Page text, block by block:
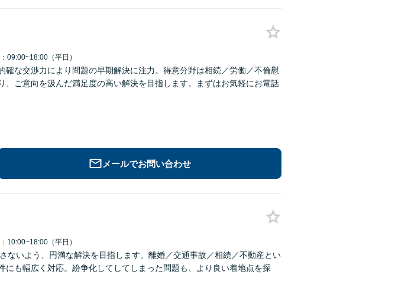
09:00~18:00（平日）
確な交渉力により問題の早期解決に注力。得意分野は相続／労働／不倫慰
、ご意向を汲んだ満足度の高い解決を目指します。まずはお気軽にお電話
メールでお問い合わせ
10:00~18:00（平日）
ないよう、円満な解決を目指します。離婚／交通事故／相続／不動産とい
にも幅広く対応。紛争化してしてしまった問題も、より良い着地点を探